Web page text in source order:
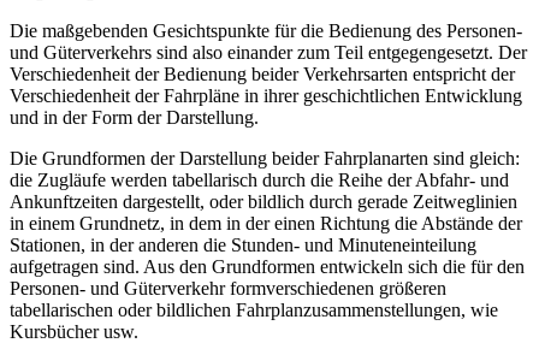
Die maßgebenden Gesichtspunkte für die Bedienung des Personen-
und Güterverkehrs sind also einander zum Teil entgegengesetzt. Der
Verschiedenheit der Bedienung beider Verkehrsarten entspricht der
Verschiedenheit der Fahrpläne in ihrer geschichtlichen Entwicklung
und in der Form der Darstellung.
Die Grundformen der Darstellung beider Fahrplanarten sind gleich:
die Zugläufe werden tabellarisch durch die Reihe der Abfahr- und
Ankunftzeiten dargestellt, oder bildlich durch gerade Zeitweglinien
in einem Grundnetz, in dem in der einen Richtung die Abstände der
Stationen, in der anderen die Stunden- und Minuteneinteilung
aufgetragen sind. Aus den Grundformen entwickeln sich die für den
Personen- und Güterverkehr formverschiedenen größeren
tabellarischen oder bildlichen Fahrplanzusammenstellungen, wie
Kursbücher usw.